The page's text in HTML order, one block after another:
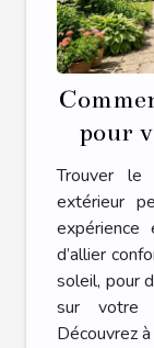
pour
Trouver le
extérieur
d’allier
soleil, pour
sur votre
Découvrez